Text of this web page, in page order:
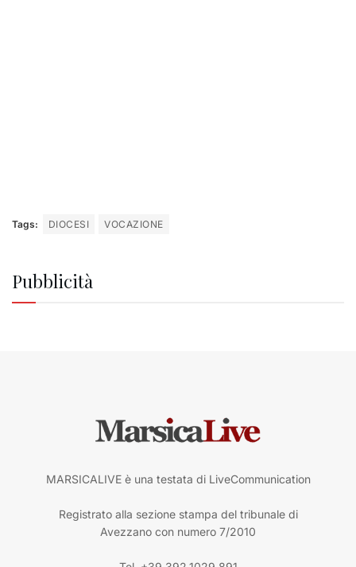
Tags: DIOCESI VOCAZIONE
Pubblicità
MARSICALIVE è una testata di LiveCommunication
Registrato alla sezione stampa del tribunale di
Avezzano con numero 7/2010